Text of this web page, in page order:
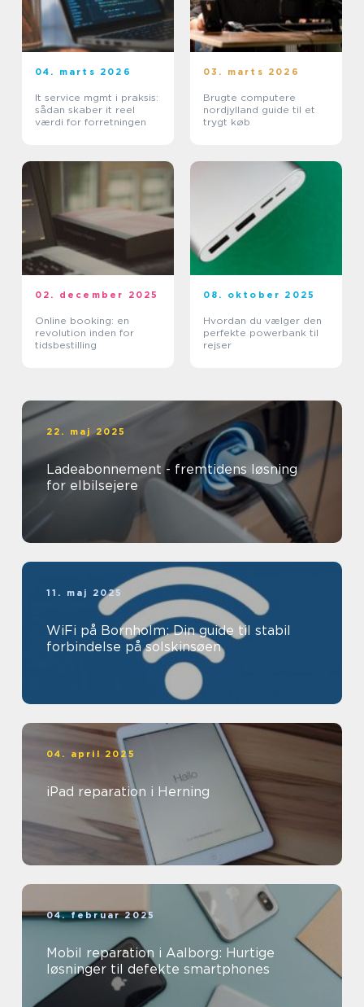
04. marts 2026
It service mgmt i praksis:
sådan skaber it reel
værdi for forretningen
03. marts 2026
Brugte computere
nordjylland guide til et
trygt køb
02. december 2025
Online booking: en
revolution inden for
tidsbestilling
08. oktober 2025
Hvordan du vælger den
perfekte powerbank til
rejser
22. maj 2025
Ladeabonnement - fremtidens løsning
for elbilsejere
11. maj 2025
WiFi på Bornholm: Din guide til stabil
forbindelse på solskinsøen
04. april 2025
iPad reparation i Herning
04. februar 2025
Mobil reparation i Aalborg: Hurtige
løsninger til defekte smartphones